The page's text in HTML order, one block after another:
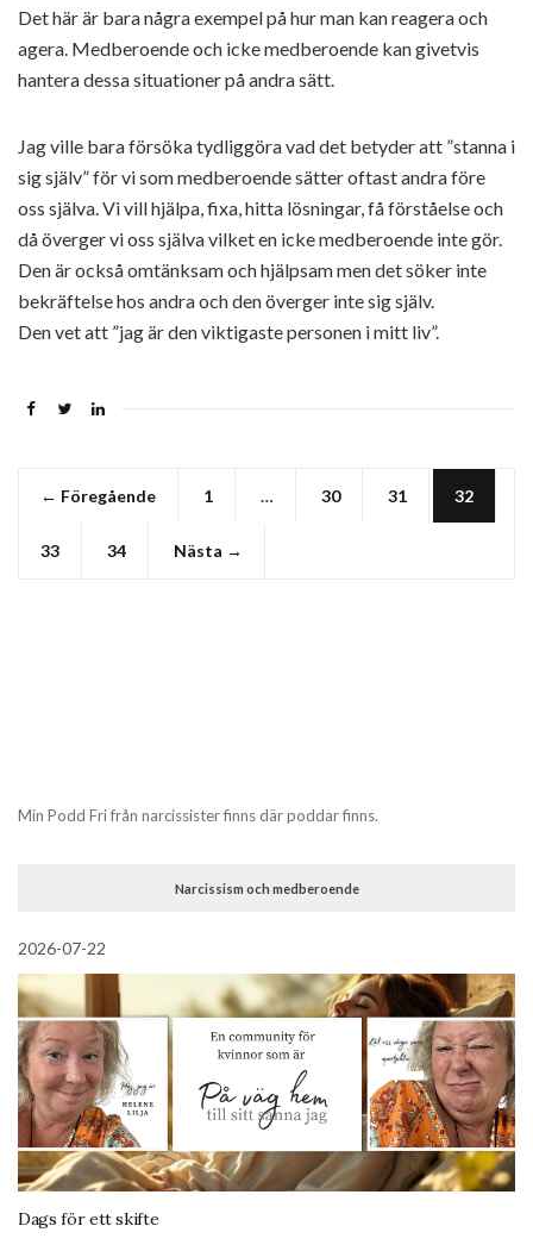
Det här är bara några exempel på hur man kan reagera och
agera. Medberoende och icke medberoende kan givetvis
hantera dessa situationer på andra sätt.
Jag ville bara försöka tydliggöra vad det betyder att ”stanna i
sig själv” för vi som medberoende sätter oftast andra före
oss själva. Vi vill hjälpa, fixa, hitta lösningar, få förståelse och
då överger vi oss själva vilket en icke medberoende inte gör.
Den är också omtänksam och hjälpsam men det söker inte
bekräftelse hos andra och den överger inte sig själv.
Den vet att ”jag är den viktigaste personen i mitt liv”.
← Föregående 1 … 30 31 32
33 34 Nästa →
Min Podd Fri från narcissister finns där poddar finns.
Narcissism och medberoende
2026-07-22
Dags för ett skifte